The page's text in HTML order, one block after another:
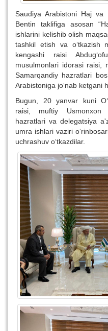
Saudiya Arabistoni Haj
Bentin taklifiga asosan
ishlarini kelishib olish
tashkil etish va o‘tkazish
kengashi raisi
musulmonlari idorasi raisi,
Samarqandiy hazratlari
Arabistoniga jo‘nab ketgani
Bugun, 20 yanvar kuni
raisi, muftiy Usmonxon
hazratlari va delegatsiya
umra ishlari vaziri
uchrashuv o‘tkazdilar.